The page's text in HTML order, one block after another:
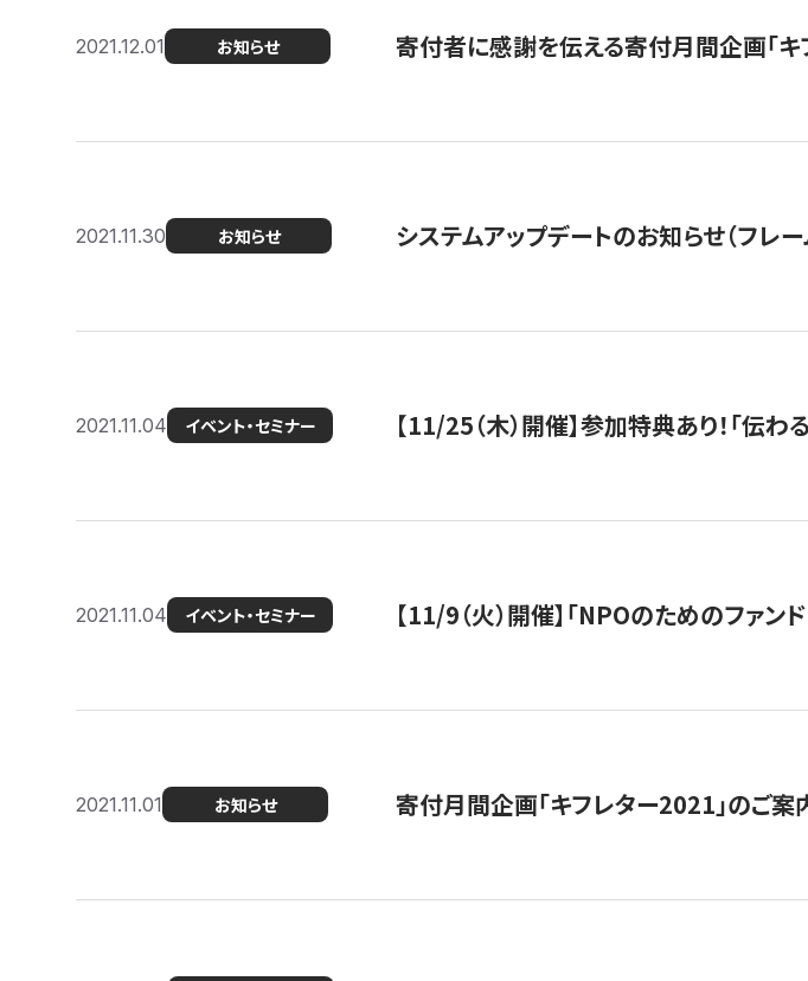
2021.12.01 お知らせ 寄付者に感謝を伝える寄付月間企画「
2021.11.30 お知らせ システムアップデートのお知らせ（フレ
2021.11.04 イベント・セミナー 【11/25（木）開催】参加特典あり！「伝
2021.11.04 イベント・セミナー 【11/9（火）開催】「NPOのためのファ
2021.11.01 お知らせ 寄付月間企画「キフレター2021」のご案